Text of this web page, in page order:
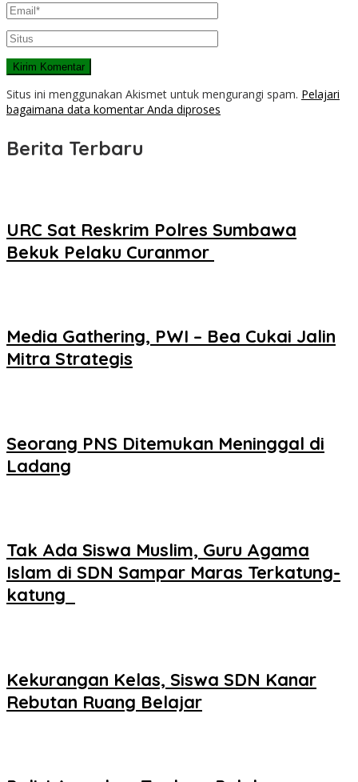
Situs ini menggunakan Akismet untuk mengurangi spam. Pelajari
bagaimana data komentar Anda diproses
Berita Terbaru
URC Sat Reskrim Polres Sumbawa
Bekuk Pelaku Curanmor ‎
Media Gathering, PWI – Bea Cukai Jalin
Mitra Strategis
Seorang PNS Ditemukan Meninggal di
Ladang
Tak Ada Siswa Muslim, Guru Agama
Islam di SDN Sampar Maras Terkatung-
katung ‎
Kekurangan Kelas, Siswa SDN Kanar
Rebutan Ruang Belajar